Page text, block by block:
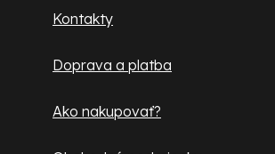
Kontakty
Doprava a platba
Ako nakupovať?